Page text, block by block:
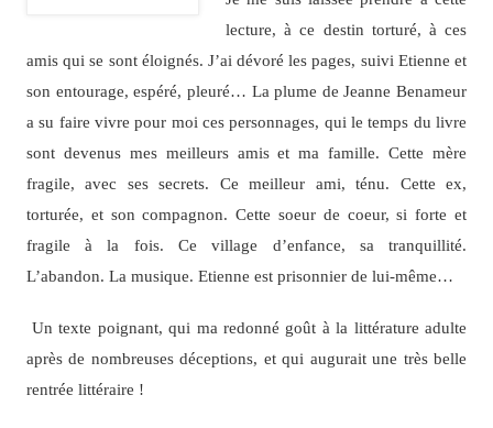
lecture, à ce destin torturé, à ces
amis qui se sont éloignés. J’ai dévoré les pages, suivi Etienne et
son entourage, espéré, pleuré… La plume de Jeanne Benameur
a su faire vivre pour moi ces personnages, qui le temps du livre
sont devenus mes meilleurs amis et ma famille. Cette mère
fragile, avec ses secrets. Ce meilleur ami, ténu. Cette ex,
torturée, et son compagnon. Cette soeur de coeur, si forte et
fragile à la fois. Ce village d’enfance, sa tranquillité.
L’abandon. La musique. Etienne est prisonnier de lui-même…
Un texte poignant, qui ma redonné goût à la littérature adulte
après de nombreuses déceptions, et qui augurait une très belle
rentrée littéraire !